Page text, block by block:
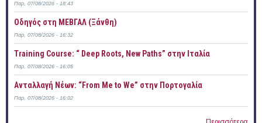
Παρ, 07/08/2026 - 18:43
Οδηγός στη ΜΕΒΓΑΛ (Ξάνθη)
Παρ, 07/08/2026 - 16:32
Training Course: “ Deep Roots, New Paths” στην Ιταλία
Παρ, 07/08/2026 - 16:05
Ανταλλαγή Νέων: “From Me to We” στην Πορτογαλία
Παρ, 07/08/2026 - 16:02